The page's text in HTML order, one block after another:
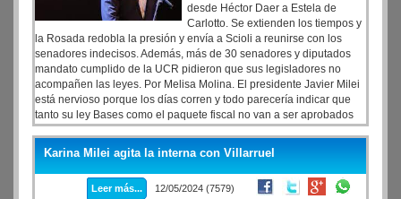
desde Héctor Daer a Estela de
Carlotto. Se extienden los tiempos y
la Rosada redobla la presión y envía a Scioli a reunirse con los
senadores indecisos. Además, más de 30 senadores y diputados
mandato cumplido de la UCR pidieron que sus legisladores no
acompañen las leyes. Por Melisa Molina. El presidente Javier Milei
está nervioso porque los días corren y todo parecería indicar que
tanto su ley Bases como el paquete fiscal no van a ser aprobados
antes del pacto de Mayo, tal como se ilusionaban en Balcarce 50. Si
bien desde el entorno íntimo del mandatario dicen que "hay que ver
qué pasa", y que "todavía falta para esa fecha", uno de los asesores
estrella del gobierno, Federico Sturzenegger, salió este domingo a
impartir amenazas que dejaron a la vista la preocupación de la
Karina Milei agita la interna con Villarruel
Leer más... 12/05/2024 (7579)